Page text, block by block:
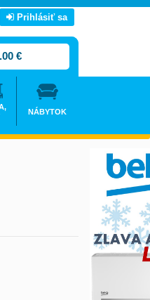
Prihlásiť sa
€
NÁBYTOK